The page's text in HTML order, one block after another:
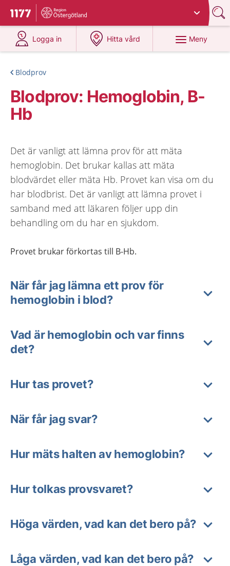
Till startsidan för 1177
Du har valt region
Logga in
på 1177.se
Hitta vård
på 1177.se
Meny
Blodprov
Blodprov: Hemoglobin, B-
Hb
Det är vanligt att lämna prov för att mäta
hemoglobin. Det brukar kallas att mäta
blodvärdet eller mäta Hb. Provet kan visa om du
har blodbrist. Det är vanligt att lämna provet i
samband med att läkaren följer upp din
behandling om du har en sjukdom.
Provet brukar förkortas till B-Hb.
När får jag lämna ett prov för
hemoglobin i blod?
Vad är hemoglobin och var finns
det?
Hur tas provet?
När får jag svar?
Hur mäts halten av hemoglobin?
Hur tolkas provsvaret?
Höga värden, vad kan det bero på?
Låga värden, vad kan det bero på?